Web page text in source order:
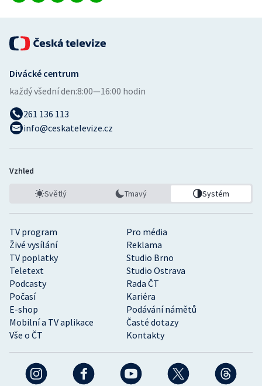
TV program
Pro média
Živé vysílání
Reklama
TV poplatky
Studio Brno
Teletext
Studio Ostrava
Podcasty
Rada ČT
Počasí
Kariéra
E-shop
Podávání námětů
Mobilní a TV aplikace
Časté dotazy
Vše o ČT
Kontakty
Divácké centrum
každý všední den:8:00—16:00 hodin
261 136 113
info@ceskatelevize.cz
Vzhled
Světlý Tmavý Systém